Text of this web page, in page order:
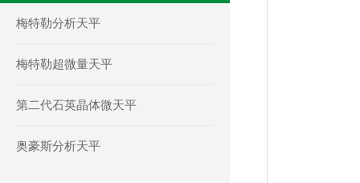
梅特勒分析天平
梅特勒超微量天平
第二代石英晶体微天平
奥豪斯分析天平